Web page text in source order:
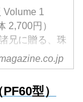
Volume 1
2,700円）
兄に贈る、珠
1955）年か
型）